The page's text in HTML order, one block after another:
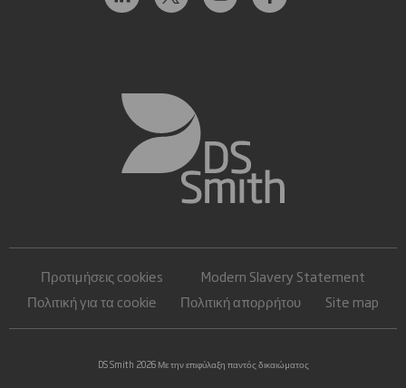
Προτιμήσεις cookies
Modern Slavery Statement
Πολιτική για τα cookie
Πολιτική απορρήτου Site map
DS Smith 2026 Με την επιφύλαξη παντός δικαιώματος